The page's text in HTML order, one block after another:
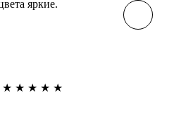
яркие.
★ ★ ★ ★ ★